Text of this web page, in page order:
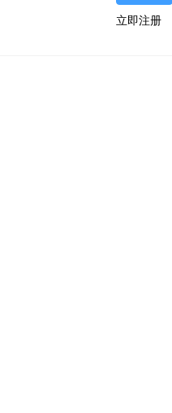
立即注册